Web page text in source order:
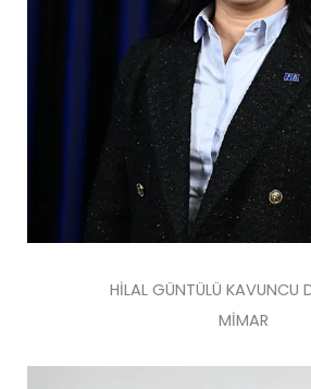
HİLAL GÜNTÜLÜ KAVUNCU
MİMAR